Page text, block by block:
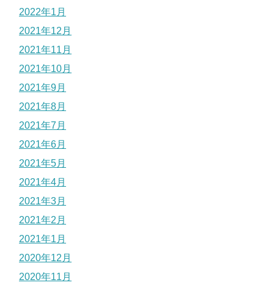
2022年1月
2021年12月
2021年11月
2021年10月
2021年9月
2021年8月
2021年7月
2021年6月
2021年5月
2021年4月
2021年3月
2021年2月
2021年1月
2020年12月
2020年11月